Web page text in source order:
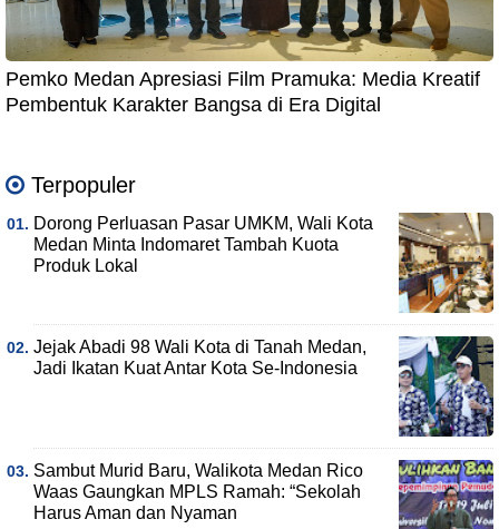
Pemko Medan Apresiasi Film Pramuka: Media Kreatif
Pembentuk Karakter Bangsa di Era Digital
Terpopuler
Dorong Perluasan Pasar UMKM, Wali Kota
Medan Minta Indomaret Tambah Kuota
Produk Lokal
Jejak Abadi 98 Wali Kota di Tanah Medan,
Jadi Ikatan Kuat Antar Kota Se-Indonesia
Sambut Murid Baru, Walikota Medan Rico
Waas Gaungkan MPLS Ramah: “Sekolah
Harus Aman dan Nyaman